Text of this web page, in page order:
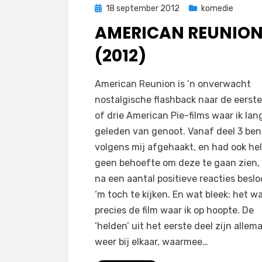
Geplaatst
18 september 2012 komedie
AMERICAN REUNION
(2012)
doorFilmofiel.nl
1 reactie op
American
American Reunion is ’n onverwacht
nostalgische flashback naar de
of drie American Pie-films waar ik
geleden van genoot. Vanaf deel 3
volgens mij afgehaakt, en had ook
geen behoefte om deze te gaan zien,
na een aantal positieve reacties
‘m toch te kijken. En wat bleek: het
precies de film waar ik op hoopte. De
‘helden’ uit het eerste deel zijn
weer bij elkaar, waarmee…